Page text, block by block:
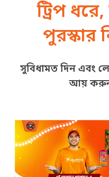
ট্রিপ
পুরস্কার
সুবিধামত দিন এবং
আয়